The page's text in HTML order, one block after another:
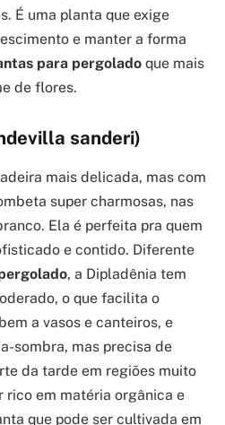
É uma planta que exige
e manter a forma
para pergolado que mais
de flores.
sanderi)
mais delicada, mas com
super charmosas, nas
Ela é perfeita pra quem
e contido. Diferente
, a Dipladênia tem
o que facilita o
a vasos e canteiros, e
sombra, mas precisa de
da tarde em regiões muito
rico em matéria orgânica e
que pode ser cultivada em